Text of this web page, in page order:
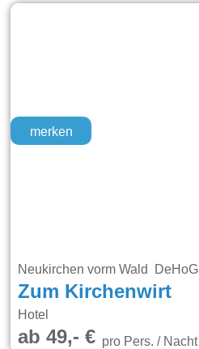
merken
Neukirchen vorm Wald
Zum Kirchenwirt
Hotel
ab 49,- €pro Pers. / Nacht